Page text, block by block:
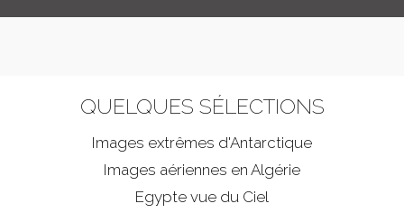
QUELQUES SÉLECTIONS
Images extrêmes d'Antarctique
Images aériennes en Algérie
Egypte vue du Ciel